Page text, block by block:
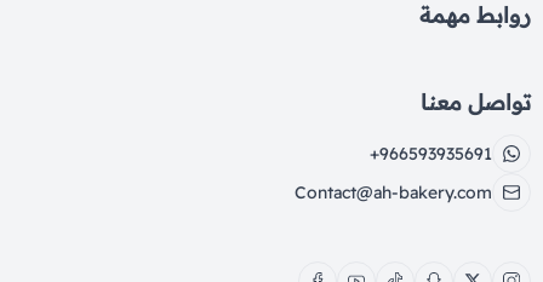
روابط مهمة
تواصل معنا
+966593935691
Contact@ah-bakery.com